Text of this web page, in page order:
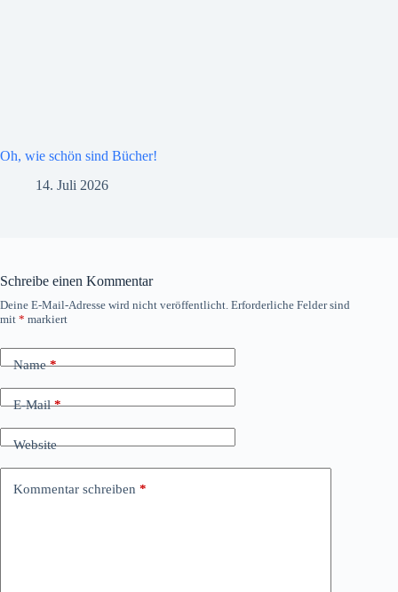
Oh, wie schön sind Bücher!
14. Juli 2026
Schreibe einen Kommentar
Deine E-Mail-Adresse wird nicht veröffentlicht. Erforderliche Felder sind
mit * markiert
Name*
E-Mail*
Website
Kommentar schreiben *